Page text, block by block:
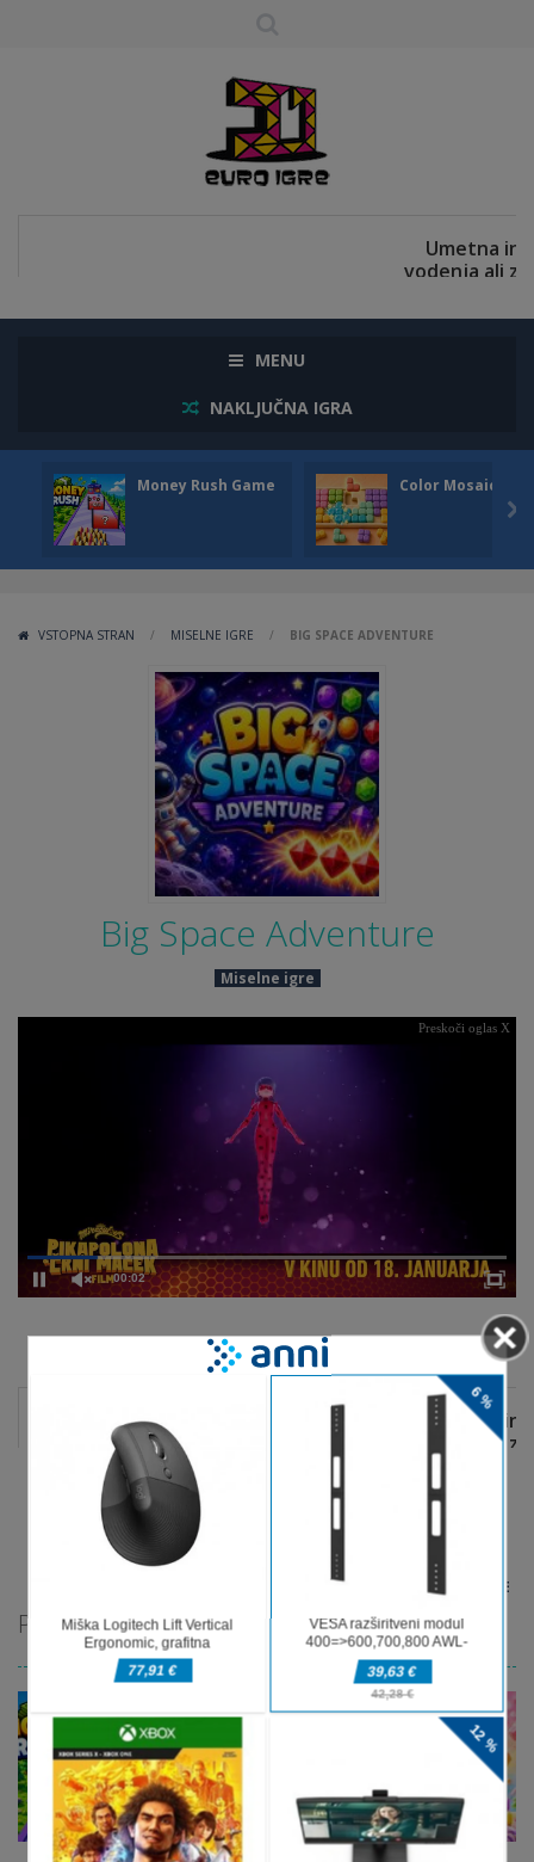
MENU
NAKLJUČNA IGRA
Money Rush Game Color Mosaic

VSTOPNA STRAN / MISELNE IGRE / BIG SPACE ADVENTURE
Big Space Adventure
Miselne igre
00:02
Preskoči oglas X
DELJENJE
PRIPOROČAMO